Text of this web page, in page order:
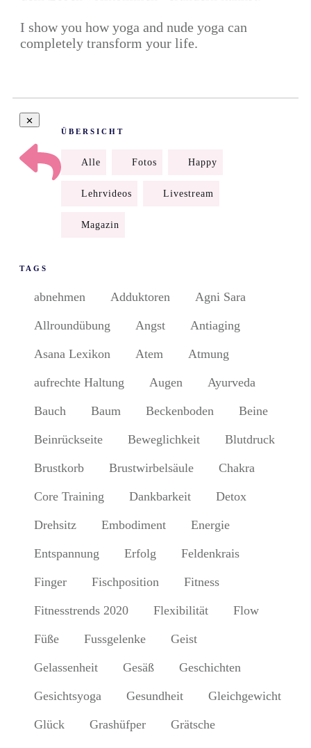
I show you how yoga and nude yoga can
completely transform your life.
ÜBERSICHT
Alle Fotos Happy
Lehrvideos Livestream
Magazin
TAGS
abnehmen Adduktoren Agni Sara
Allroundübung Angst Antiaging
Asana Lexikon Atem Atmung
aufrechte Haltung Augen Ayurveda
Bauch Baum Beckenboden Beine
Beinrückseite Beweglichkeit Blutdruck
Brustkorb Brustwirbelsäule Chakra
Core Training Dankbarkeit Detox
Drehsitz Embodiment Energie
Entspannung Erfolg Feldenkrais
Finger Fischposition Fitness
Fitnesstrends 2020 Flexibilität Flow
Füße Fussgelenke Geist
Gelassenheit Gesäß Geschichten
Gesichtsyoga Gesundheit Gleichgewicht
Glück Grashüfper Grätsche